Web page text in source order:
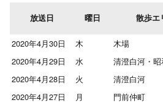
放送日 曜日 散歩エ
2020年4月30日 木 木場
2020年4月29日
水 清澄白河・昭
2020年4月28日
火 清澄白河
2020年4月27日
月 門前仲町